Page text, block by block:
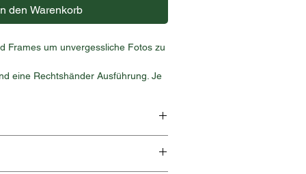
den Warenkorb
Frames um unvergessliche Fotos zu
eine Rechtshänder Ausführung. Je
nach Zahlungseingang versendet.